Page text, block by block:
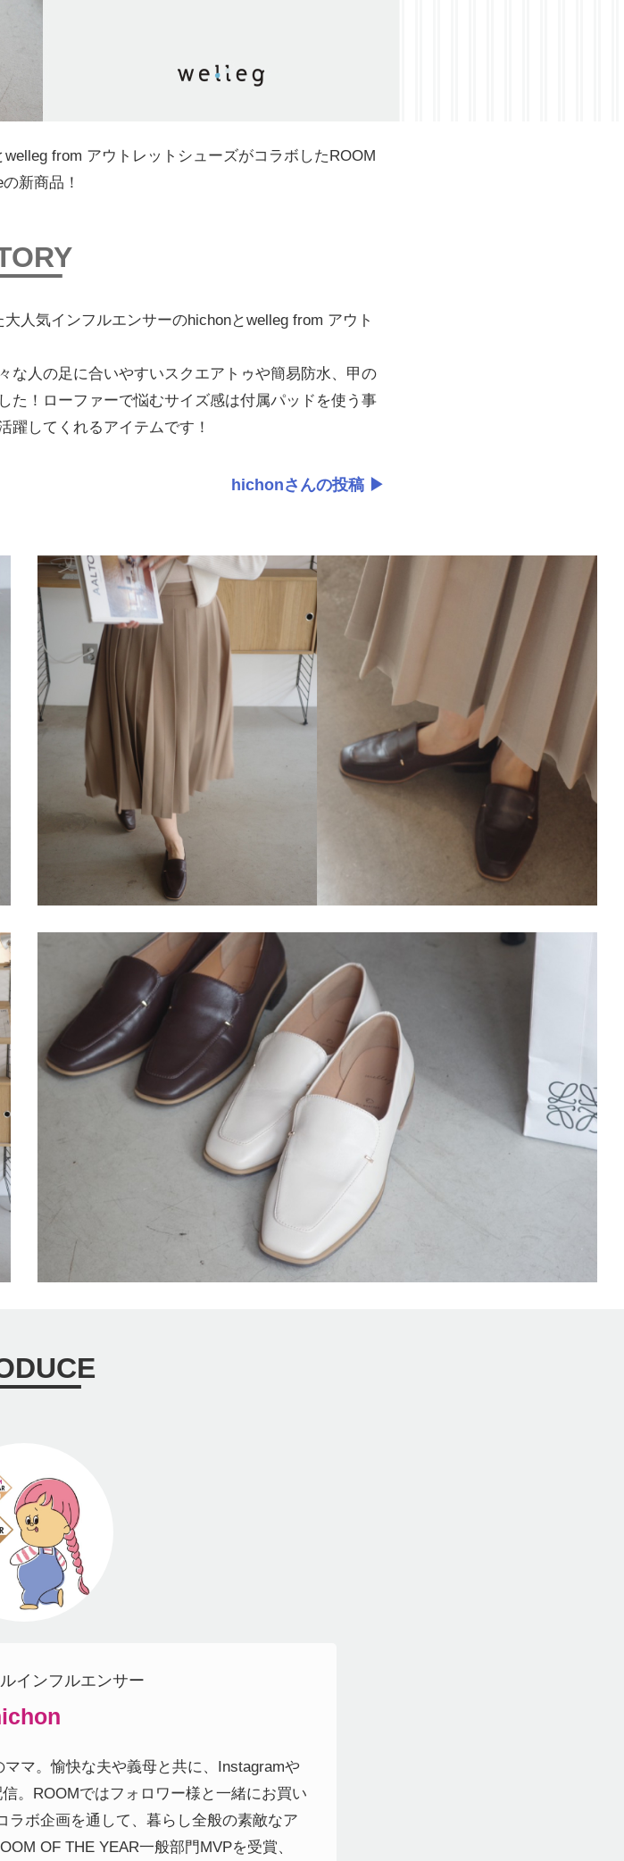
from アウトレットシューズがコラボしたROOM
新商品！
人気インフルエンサーのhichonとwelleg from アウト
な人の足に合いやすいスクエアトゥや簡易防水、甲の
た！ローファーで悩むサイズ感は付属パッドを使う事
躍してくれるアイテムです！
hichonさんの投稿 ▶
インフルエンサー
マ。愉快な夫や義母と共に、Instagramや
。ROOMではフォロワー様と一緒にお買い
ラボ企画を通して、暮らし全般の素敵なア
OF THE YEAR一般部門MVPを受賞、